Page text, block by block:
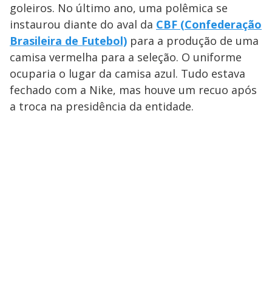
goleiros. No último ano, uma polêmica se
instaurou diante do aval da CBF (Confederação
Brasileira de Futebol) para a produção de uma
camisa vermelha para a seleção. O uniforme
ocuparia o lugar da camisa azul. Tudo estava
fechado com a Nike, mas houve um recuo após
a troca na presidência da entidade.